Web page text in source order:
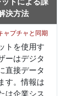
決方法
ャプチャと同期
トを使用す
ーはデジタ
直接データ
す。情報は
は企業シス